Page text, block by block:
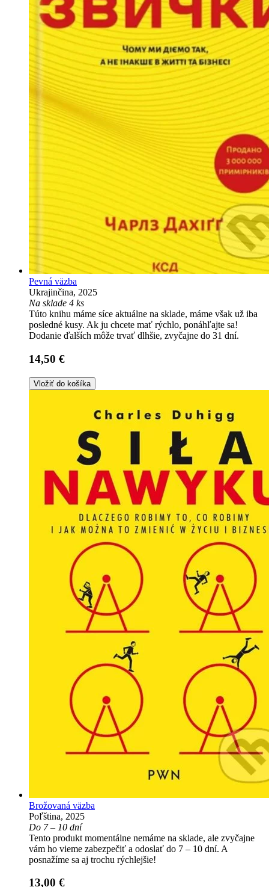
Pevná väzba
Ukrajinčina, 2025
Na sklade 4 ks
Túto knihu máme síce aktuálne na sklade, máme však už iba
posledné kusy. Ak ju chcete mať rýchlo, ponáhľajte sa!
Dodanie ďalších môže trvať dlhšie, zvyčajne do 31 dní.
14,50 €
Vložiť do košíka
Brožovaná väzba
Poľština, 2025
Do 7 – 10 dní
Tento produkt momentálne nemáme na sklade, ale zvyčajne
vám ho vieme zabezpečiť a odoslať do 7 – 10 dní. A
posnažíme sa aj trochu rýchlejšie!
13,00 €